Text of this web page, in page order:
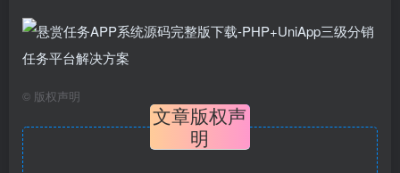
© 版权声明
文章版权声
明